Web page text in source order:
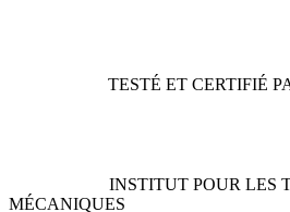
TESTÉ ET CERTIFIÉ
INSTITUT POUR LES
MÉCANIQUES